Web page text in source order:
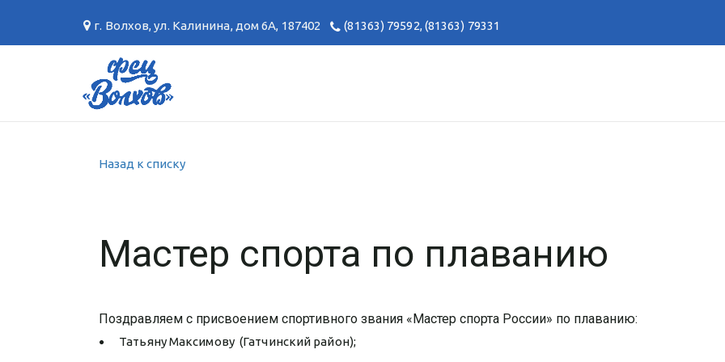
г. Волхов,ул. Калинина, дом 6А, 187402 (81363) 79592,(81363) 79331
Назад к списку
Мастер спорта по плаванию
Поздравляем с присвоением спортивного звания «Мастер спорта России» по плаванию:
Татьяну Максимову (Гатчинский район);